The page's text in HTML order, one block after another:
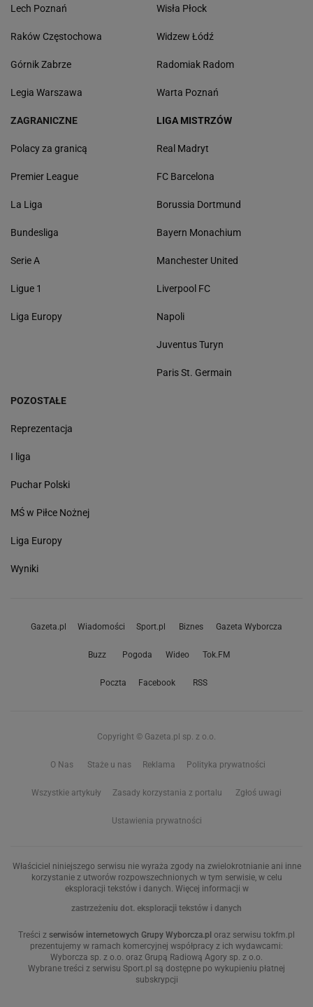
Lech Poznań
Raków Częstochowa
Górnik Zabrze
Legia Warszawa
Wisła Płock
Widzew Łódź
Radomiak Radom
Warta Poznań
ZAGRANICZNE
Polacy za granicą
Premier League
La Liga
Bundesliga
Serie A
Ligue 1
Liga Europy
LIGA MISTRZÓW
Real Madryt
FC Barcelona
Borussia Dortmund
Bayern Monachium
Manchester United
Liverpool FC
Napoli
Juventus Turyn
Paris St. Germain
POZOSTAŁE
Reprezentacja
I liga
Puchar Polski
MŚ w Piłce Nożnej
Liga Europy
Wyniki
Gazeta.pl Wiadomości Sport.pl Biznes Gazeta Wyborcza
Buzz Pogoda Wideo Tok.FM
Poczta Facebook RSS
Copyright © Gazeta.pl sp. z o.o.
O Nas Staże u nas Reklama Polityka prywatności
Wszystkie artykuły Zasady korzystania z portalu Zgłoś uwagi
Ustawienia prywatności
Właściciel niniejszego serwisu nie wyraża zgody na zwielokrotnianie ani inne
korzystanie z utworów rozpowszechnionych w tym serwisie, w celu
eksploracji tekstów i danych. Więcej informacji w
zastrzeżeniu dot. eksploracji tekstów i danych
Treści z serwisów internetowych Grupy Wyborcza.pl oraz serwisu tokfm.pl
prezentujemy w ramach komercyjnej współpracy z ich wydawcami:
Wyborcza sp. z o.o. oraz Grupą Radiową Agory sp. z o.o.
Wybrane treści z serwisu Sport.pl są dostępne po wykupieniu płatnej
subskrypcji